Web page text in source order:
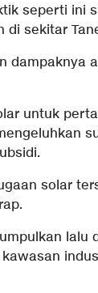
seperti ini
di sekitar
dampaknya
untuk
solar
lalu